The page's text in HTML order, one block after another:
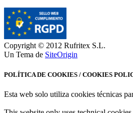
Copyright © 2012 Rufritex S.L.
Un Tema de SiteOrigin
POLÍTICA DE COOKIES / COOKIES
Esta web solo utiliza cookies técnicas